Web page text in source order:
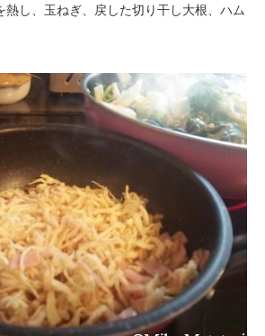
熱し、玉ねぎ、戻した切り干し大根、ハム